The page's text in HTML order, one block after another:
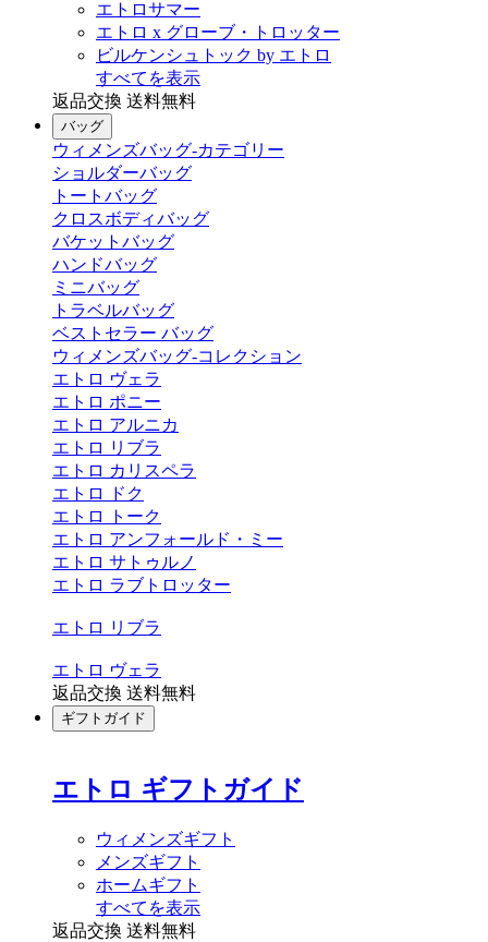
エトロサマー
エトロ x グローブ・トロッター
ビルケンシュトック by エトロ
すべてを表示
返品交換 送料無料
バッグ
ウィメンズバッグ-カテゴリー
ショルダーバッグ
トートバッグ
クロスボディバッグ
バケットバッグ
ハンドバッグ
ミニバッグ
トラベルバッグ
ベストセラー バッグ
ウィメンズバッグ-コレクション
エトロ ヴェラ
エトロ ポニー
エトロ アルニカ
エトロ リブラ
エトロ カリスペラ
エトロ ドク
エトロ トーク
エトロ アンフォールド・ミー
エトロ サトゥルノ
エトロ ラブトロッター
エトロ リブラ
エトロ ヴェラ
返品交換 送料無料
ギフトガイド
エトロ ギフトガイド
ウィメンズギフト
メンズギフト
ホームギフト
すべてを表示
返品交換 送料無料